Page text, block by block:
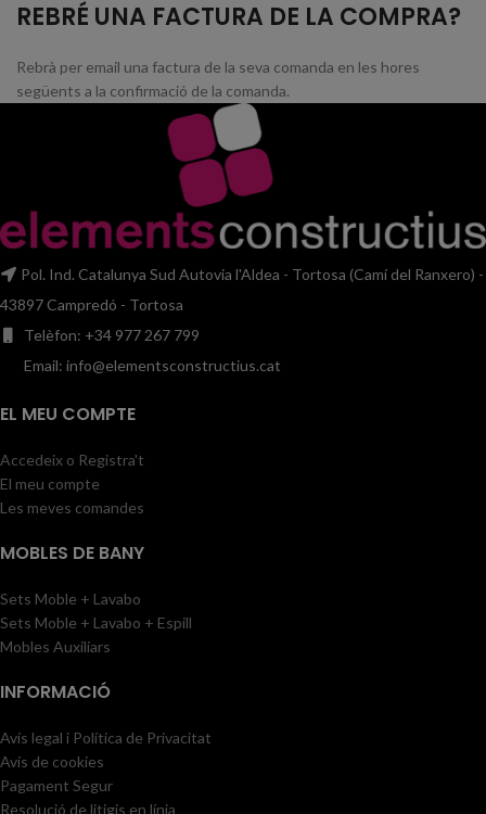
REBRÉ UNA FACTURA DE LA COMPRA?
Rebrà per email una factura de la seva comanda en les hores
següents a la confirmació de la comanda.
Pol. Ind. Catalunya Sud Autovia l'Aldea - Tortosa (Camí del Ranxero) -
43897 Campredó - Tortosa
Telèfon: +34 977 267 799
Email: info@elementsconstructius.cat
EL MEU COMPTE
Accedeix o Registra't
El meu compte
Les meves comandes
MOBLES DE BANY
Sets Moble + Lavabo
Sets Moble + Lavabo + Espill
Mobles Auxiliars
INFORMACIÓ
Avís legal i Política de Privacitat
Avís de cookies
Pagament Segur
Resolució de litigis en línia